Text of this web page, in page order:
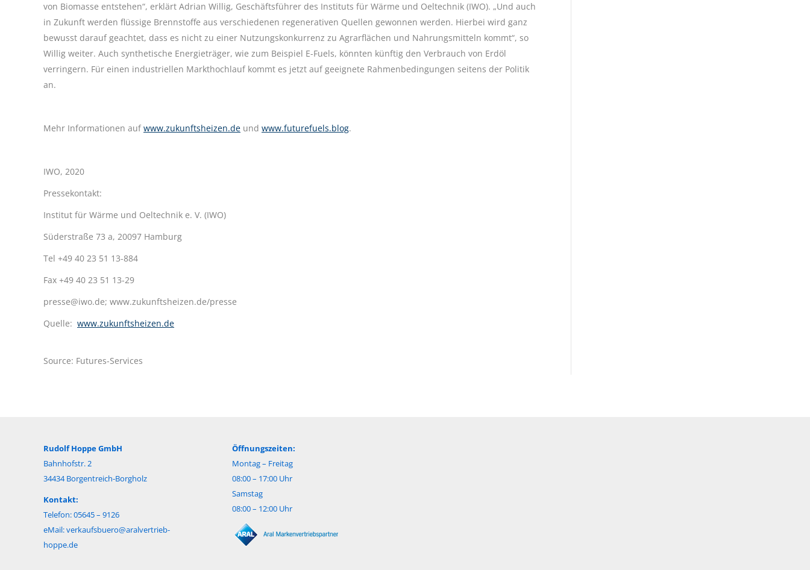
von Biomasse entstehen“, erklärt Adrian Willig, Geschäftsführer des Instituts für Wärme und Oeltechnik (IWO). „Und auch
in Zukunft werden flüssige Brennstoffe aus verschiedenen regenerativen Quellen gewonnen werden. Hierbei wird ganz
bewusst darauf geachtet, dass es nicht zu einer Nutzungskonkurrenz zu Agrarflächen und Nahrungsmitteln kommt“, so
Willig weiter. Auch synthetische Energieträger, wie zum Beispiel E-Fuels, könnten künftig den Verbrauch von Erdöl
verringern. Für einen industriellen Markthochlauf kommt es jetzt auf geeignete Rahmenbedingungen seitens der Politik
an.
Mehr Informationen auf www.zukunftsheizen.de und www.futurefuels.blog.
IWO, 2020
Pressekontakt:
Institut für Wärme und Oeltechnik e. V. (IWO)
Süderstraße 73 a, 20097 Hamburg
Tel +49 40 23 51 13-884
Fax +49 40 23 51 13-29
presse@iwo.de; www.zukunftsheizen.de/presse
Quelle: www.zukunftsheizen.de
Source: Futures-Services
Rudolf Hoppe GmbH
Bahnhofstr. 2
34434 Borgentreich-Borgholz
Kontakt:
Telefon: 05645 – 9126
eMail:verkaufsbuero@aralvertrieb-
hoppe.de
Öffnungszeiten:
Montag – Freitag
08:00 – 17:00 Uhr
Samstag
08:00 – 12:00 Uhr